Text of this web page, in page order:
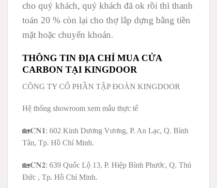
cho quý khách, quý khách đã ok rồi thì thanh
toán 20 % còn lại cho thợ lắp dựng bằng tiền
mặt hoặc chuyển khoản.
THÔNG TIN ĐỊA CHỈ MUA CỬA
CARBON TẠI KINGDOOR
CÔNG TY CỔ PHẦN TẬP ĐOÀN KINGDOOR
Hệ thống showroom xem mẫu thực tế
🏡𝐂𝐍𝟏: 602 Kinh Dương Vương, P. An Lạc, Q. Bình
Tân, Tp. Hồ Chí Minh.
🏡𝐂𝐍𝟐: 639 Quốc Lộ 13, P. Hiệp Bình Phước, Q. Thủ
Đức , Tp. Hồ Chí Minh.